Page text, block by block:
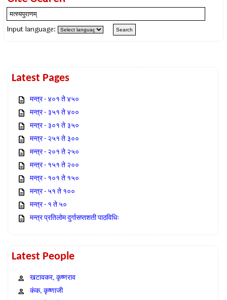
Input language:
Latest Pages
मन्त्र - ४०१ ते ४५०
मन्त्र - ३५१ ते ४००
मन्त्र - ३०१ ते ३५०
मन्त्र - २५१ ते ३००
मन्त्र - २०१ ते २५०
मन्त्र - १५१ ते २००
मन्त्र - १०१ ते १५०
मन्त्र - ५१ ते १००
मन्त्र - १ ते ५०
मन्त्र प्रतिलोम दुर्गासप्तशती पाठविधिः
Latest People
खटावकर, कृष्णराव
कंक, कृष्णाजी